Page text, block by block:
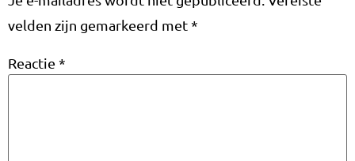
velden zijn gemarkeerd met*
Reactie *